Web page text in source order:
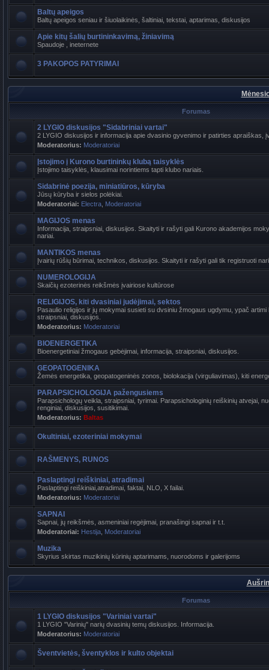
Baltų apeigos
Baltų apeigos seniau ir šiuolaikinės, šaltiniai, tekstai, aptarimas, diskusijos
Apie kitų šalių burtininkavimą, žiniavimą
Spaudoje , ineternete
3 PAKOPOS PATYRIMAI
Forumas
2 LYGIO diskusijos "Sidabriniai vartai"
2 LYGIO diskusijos ir informacija apie dvasinio gyvenimo ir patirties apraiškas,
Moderatorius: Moderatoriai
Įstojimo į Kurono burtininkų klubą taisyklės
Įstojimo taisyklės, klausimai norintiems tapti klubo nariais.
Sidabrinė poezija, miniatiūros, kūryba
Jūsų kūryba ir sielos polėkiai.
Moderatoriai: Electra Moderatoriai
MAGIJOS menas
Informacija, straipsniai, diskusijos. Skaityti ir rašyti gali Kurono akademijos
nariai.
MANTIKOS menas
Įvairių rūšių būrimai, technikos, diskusijos. Skaityti ir rašyti gali tik registruoti
NUMEROLOGIJA
Skaičių ezoterinės reikšmės įvairiose kultūrose
RELIGIJOS, kiti dvasiniai judėjimai, sektos
Pasaulio religijos ir jų mokymai susieti su dvsiniu žmogaus ugdymu, ypač
straipsniai, diskusijos.
Moderatorius: Moderatoriai
BIOENERGETIKA
Bioenergetiniai žmogaus gebėjimai, informacija, straipsniai, diskusijos.
GEOPATOGENIKA
Žemės energetika, geopatogeninės zonos, biolokacija (virguliavimas), kiti
PARAPSICHOLOGIJA pažengusiems
Parapsichologų veikla, straipsniai, tyrimai. Parapsichologinių reiškinių atvejai,
renginiai, diskusijos, susitikimai.
Moderatorius: Baltas
Okultiniai, ezoteriniai mokymai
RAŠMENYS, RUNOS
Paslaptingi reiškiniai, atradimai
Paslaptingi reiškiniai,atradimai, faktai, NLO, X failai.
Moderatorius: Moderatoriai
SAPNAI
Sapnai, jų reikšmės, asmeniniai regėjimai, pranašingi sapnai ir t.t.
Moderatoriai: Hestija Moderatoriai
Muzika
Skyrius skirtas muzikinių kūrinių aptarimams, nuorodoms ir galerijoms
Forumas
1 LYGIO diskusijos "Variniai vartai"
1 LYGIO "Varinių" narių dvasinių temų diskusijos. Informacija.
Moderatorius: Moderatoriai
Šventvietės, šventyklos ir kulto objektai